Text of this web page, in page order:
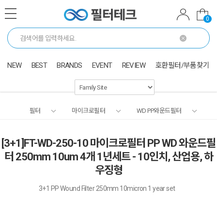
0
NEW BEST BRANDS EVENT REVIEW 호환필터/부품찾기
필터 마이크로필터 WD PP와운드필터
[3+1]FT-WD-250-10 마이크로필터 PP WD 와운드필
터 250mm 10um 4개 1년세트 - 10인치, 산업용, 하
우징형
3+1 PP Wound Filter 250mm 10micron 1 year set